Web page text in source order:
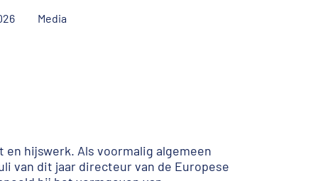
Media
hijswerk. Als voormalig algemeen
van dit jaar directeur van de Europese